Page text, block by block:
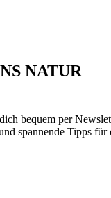
NATUR
bequem per
spannende Tipps für